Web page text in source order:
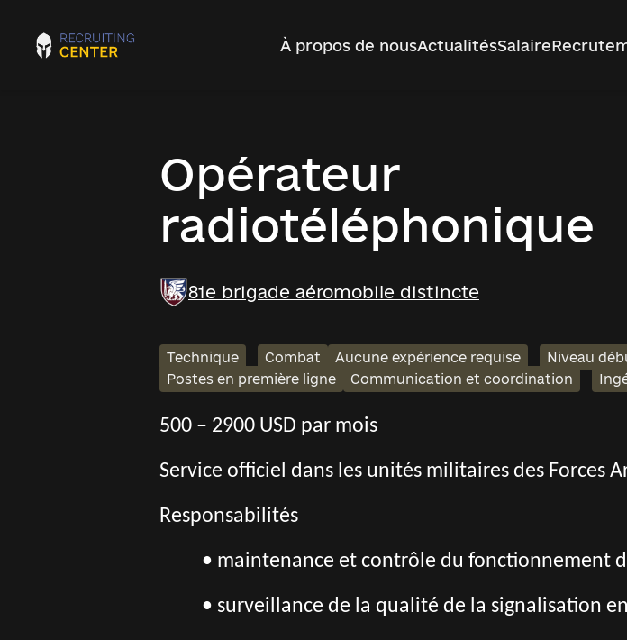
À propos de nousActualitésSalaire
Opérateur
radiotéléphonique
81e brigade aéromobile distincte
Technique Combat Aucune expérience requise Niveau
Postes en première ligne
Communication et coordination
500 – 2900 USD par mois
Service officiel dans les unités militaires des Forces
Responsabilités
• maintenance et contrôle du fonctionnement
• surveillance de la qualité de la signalisation